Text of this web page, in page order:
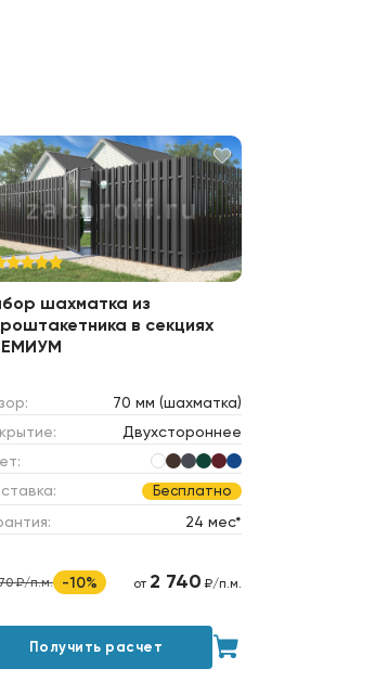
шахматка из
в секциях
70 мм (шахматка)
Двухстороннее
Бесплатно
24 мес*
₽/п.м. -10% от 2 740 ₽/п.м.
Получить расчет